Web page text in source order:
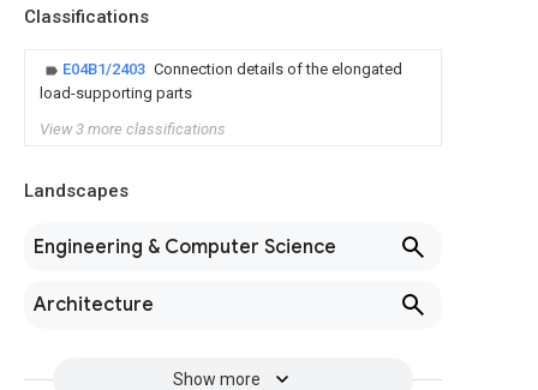
Classifications
E04B1/2403 Connection details of the elongated
load-supporting parts
View 3 more classifications
Landscapes
Engineering & Computer Science
Architecture
Show more